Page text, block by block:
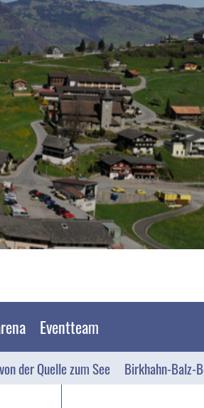
Eventteam
der Quelle zum See Birkhahn-Balz-